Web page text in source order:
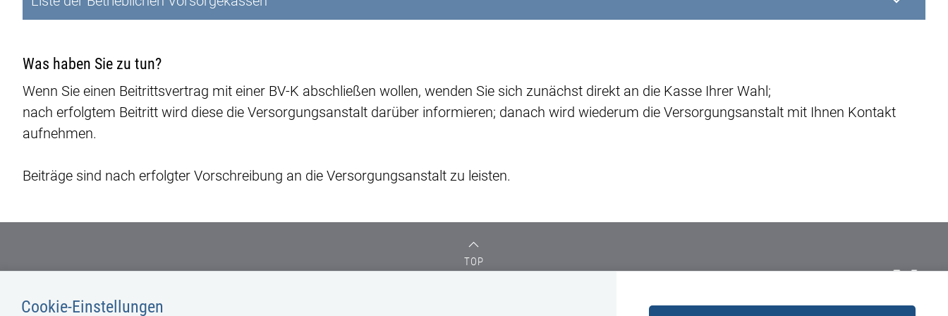
Cookie-Einstellungen
Was haben Sie zu tun?
Wenn Sie einen Beitrittsvertrag mit einer BV-K abschließen wollen, wenden Sie sich zunächst direkt an die Kasse Ihrer Wahl;
nach erfolgtem Beitritt wird diese die Versorgungsanstalt darüber informieren; danach wird wiederum die Versorgungsanstalt mit Ihnen Kontakt
aufnehmen.
Beiträge sind nach erfolgter Vorschreibung an die Versorgungsanstalt zu leisten.
TOP